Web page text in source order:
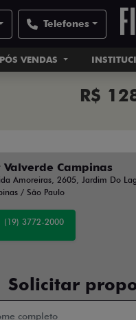
Telefones
PÓS VENDAS
R$
Valverde Campinas
Amoreiras, 2605, Jardim Do
/ São Paulo
(19) 3772-2000
Solicitar